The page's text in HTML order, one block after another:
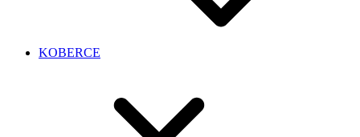
KOBERCE